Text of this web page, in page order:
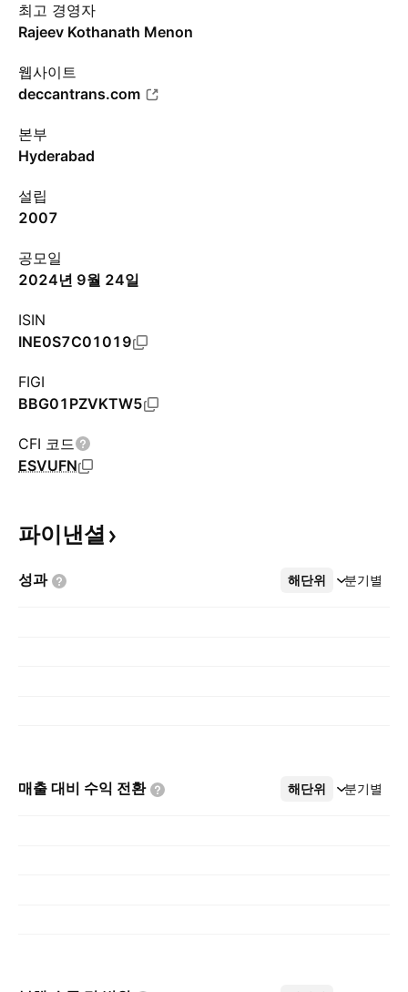
최고 경영자
Rajeev Kothanath Menon
웹사이트
deccantrans.com
본부
Hyderabad
설립
2007
공모일
2024년 9월 24일
ISIN
INE0S7C01019
FIGI
BBG01PZVKTW5
CFI 코드
ESVUFN
파이낸셜
성과 해단위 분기별
더보기
매출 대비 수익 전환 해단위 분기별
더보기